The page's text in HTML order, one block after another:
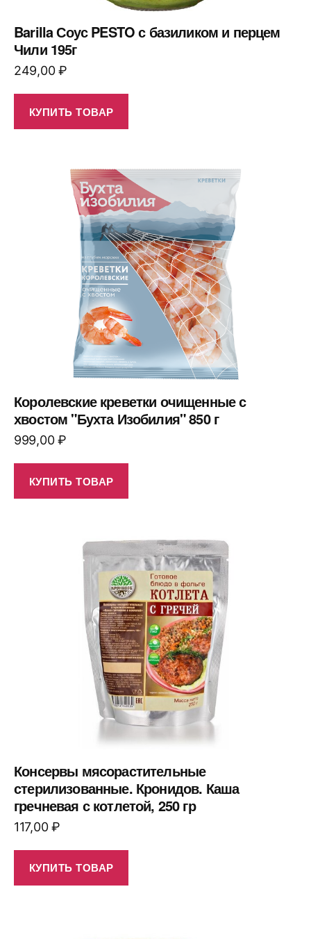
Barilla Соус PESTO с базиликом и перцем
Чили 195г
249,00₽
КУПИТЬ ТОВАР
Королевские креветки очищенные с
хвостом "Бухта Изобилия" 850 г
999,00₽
КУПИТЬ ТОВАР
Консервы мясорастительные
стерилизованные. Кронидов. Каша
гречневая с котлетой, 250 гр
117,00₽
КУПИТЬ ТОВАР